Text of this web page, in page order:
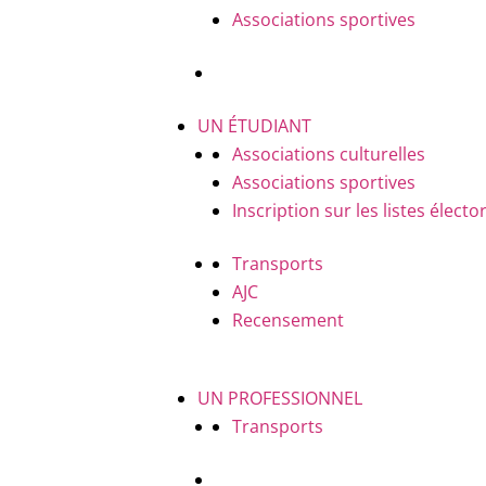
Associations sportives
UN ÉTUDIANT
Associations culturelles
Associations sportives
Inscription sur les listes
Transports
AJC
Recensement
UN PROFESSIONNEL
Transports